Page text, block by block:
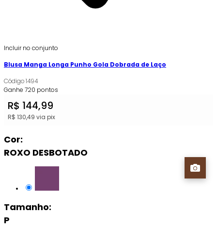
Incluir no conjunto
Blusa Manga Longa Punho Gola Dobrada de Laço
Código1494
Ganhe 720 pontos
R$ 144,99
R$ 130,49 via pix
Cor:
ROXO DESBOTADO
Tamanho:
P